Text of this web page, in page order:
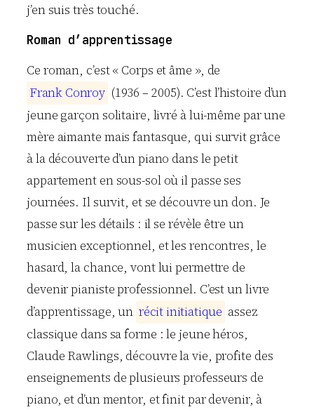
j’en suis très touché.
Roman d’apprentissage
Ce roman, c’est « Corps et âme », de
Frank Conroy (1936 – 2005). C’est l’histoire d’un
jeune garçon solitaire, livré à lui-même par une
mère aimante mais fantasque, qui survit grâce
à la découverte d’un piano dans le petit
appartement en sous-sol où il passe ses
journées. Il survit, et se découvre un don. Je
passe sur les détails : il se révèle être un
musicien exceptionnel, et les rencontres, le
hasard, la chance, vont lui permettre de
devenir pianiste professionnel. C’est un livre
d’apprentissage, un récit initiatique assez
classique dans sa forme : le jeune héros,
Claude Rawlings, découvre la vie, profite des
enseignements de plusieurs professeurs de
piano, et d’un mentor, et finit par devenir, à